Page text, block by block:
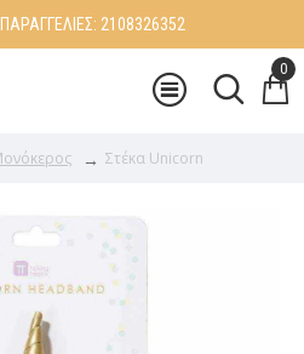
2108326352
0
Στέκα Unicorn